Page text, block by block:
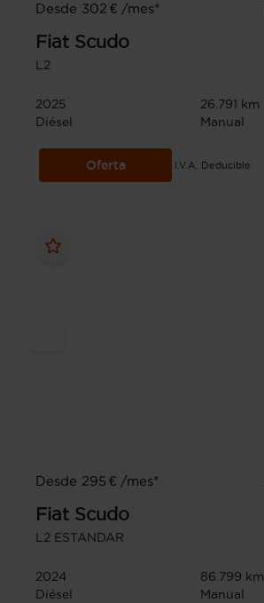
Desde 302 € /mes*
Fiat Scudo
L2
2025
26.791 km
Diésel
Manual
Oferta I.V.A. Deducible
Desde 295 € /mes*
Fiat Scudo
L2 ESTANDAR
2024
86.799 km
Diésel
Manual